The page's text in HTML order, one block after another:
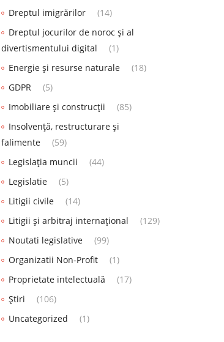
Dreptul imigrărilor
(14)
Dreptul jocurilor de noroc și al
divertismentului digital
(1)
Energie și resurse naturale
(18)
GDPR
(5)
Imobiliare și construcții
(85)
Insolvență, restructurare și
falimente
(59)
Legislația muncii
(44)
Legislatie
(5)
Litigii civile
(14)
Litigii și arbitraj internațional
(129)
Noutati legislative
(99)
Organizatii Non-Profit
(1)
Proprietate intelectuală
(17)
Știri
(106)
Uncategorized
(1)